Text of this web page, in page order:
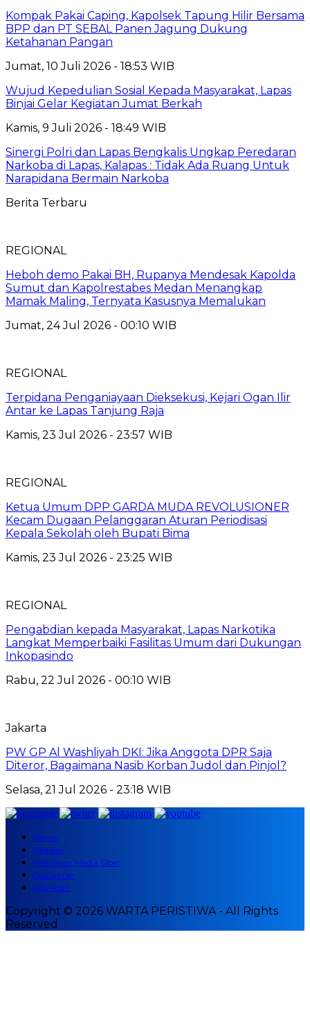
Kompak Pakai Caping, Kapolsek Tapung Hilir Bersama
BPP dan PT SEBAL Panen Jagung Dukung
Ketahanan Pangan
Jumat, 10 Juli 2026 - 18:53 WIB
Wujud Kepedulian Sosial Kepada Masyarakat, Lapas
Binjai Gelar Kegiatan Jumat Berkah
Kamis, 9 Juli 2026 - 18:49 WIB
Sinergi Polri dan Lapas Bengkalis Ungkap Peredaran
Narkoba di Lapas, Kalapas : Tidak Ada Ruang Untuk
Narapidana Bermain Narkoba
Berita Terbaru
REGIONAL
Heboh demo Pakai BH, Rupanya Mendesak Kapolda
Sumut dan Kapolrestabes Medan Menangkap
Mamak Maling, Ternyata Kasusnya Memalukan
Jumat, 24 Jul 2026 - 00:10 WIB
REGIONAL
Terpidana Penganiayaan Dieksekusi, Kejari Ogan Ilir
Antar ke Lapas Tanjung Raja
Kamis, 23 Jul 2026 - 23:57 WIB
REGIONAL
Ketua Umum DPP GARDA MUDA REVOLUSIONER
Kecam Dugaan Pelanggaran Aturan Periodisasi
Kepala Sekolah oleh Bupati Bima
Kamis, 23 Jul 2026 - 23:25 WIB
REGIONAL
Pengabdian kepada Masyarakat, Lapas Narkotika
Langkat Memperbaiki Fasilitas Umum dari Dukungan
Inkopasindo
Rabu, 22 Jul 2026 - 00:10 WIB
Jakarta
PW GP Al Washliyah DKI: Jika Anggota DPR Saja
Diteror, Bagaimana Nasib Korban Judol dan Pinjol?
Selasa, 21 Jul 2026 - 23:18 WIB
Home
Redaksi
Pedoman Media Siber
Disclaimer
Info Iklan
Copyright © 2026 WARTA PERISTIWA - All Rights
Reserved